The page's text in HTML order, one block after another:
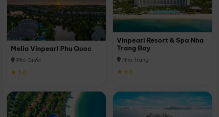
Melia Vinpearl Phu Quoc
Phú Quốc
★ 5.0
Vinpearl Resort & Spa Nha
Trang Bay
Nha Trang
★ 5.0